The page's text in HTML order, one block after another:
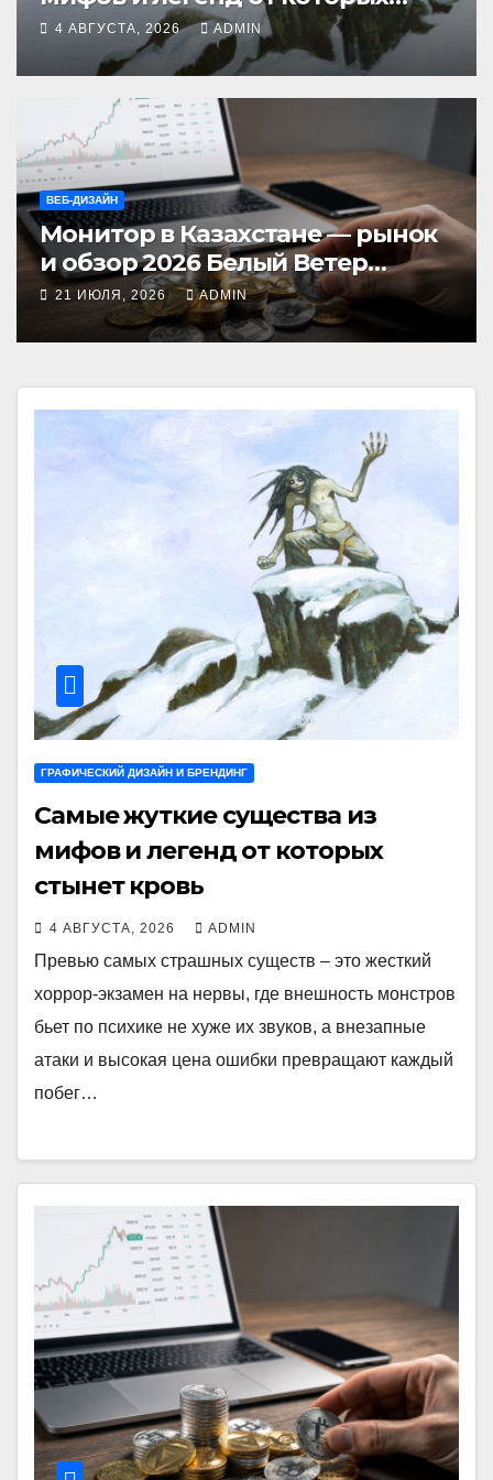
стынет кровь
4 АВГУСТА, 2026 ADMIN
ВЕБ-ДИЗАЙН
Монитор в Казахстане — рынок
и обзор 2026 Белый Ветер
Shop.kz
21 ИЮЛЯ, 2026 ADMIN
ГРАФИЧЕСКИЙ ДИЗАЙН И БРЕНДИНГ
Самые жуткие существа из
мифов и легенд от которых
стынет кровь
4 АВГУСТА, 2026 ADMIN
Превью самых страшных существ – это жесткий
хоррор-экзамен на нервы, где внешность монстров
бьет по психике не хуже их звуков, а внезапные
атаки и высокая цена ошибки превращают каждый
побег…